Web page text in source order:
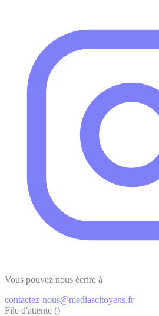
Vous pouvez nous écrire à
contactez-nous@mediascitoyens.fr
File d'attente ()